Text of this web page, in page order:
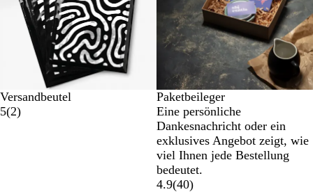
Versandbeutel
5(2)
Paketbeileger
Eine persönliche
Dankesnachricht oder ein
exklusives Angebot zeigt, wie
viel Ihnen jede Bestellung
bedeutet.
4.9(40)